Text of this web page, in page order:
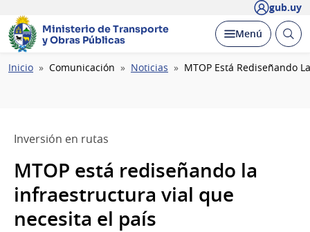
gub.uy
Ministerio de Transporte
y Obras Públicas
Desplegar
Menú Abrir
Ruta
Inicio Comunicación Noticias MTOP Está Rediseñando
Inversión en rutas
MTOP está rediseñando la
infraestructura vial que
necesita el país